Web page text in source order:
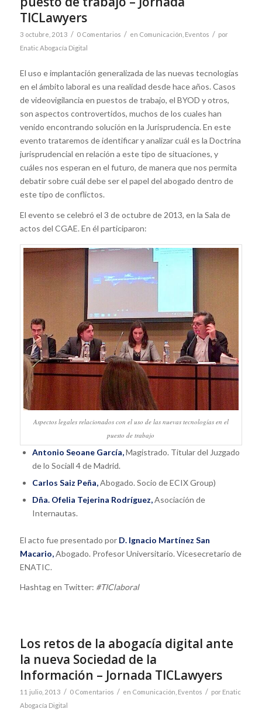
TICLawyers
3 octubre, 2013 / 0 Comentarios / en Comunicación Eventos / por
Enatic Abogacía Digital
El uso e implantación generalizada de las nuevas tecnologías
en el ámbito laboral es una realidad desde hace años. Casos
de videovigilancia en puestos de trabajo, el BYOD y otros,
son aspectos controvertidos, muchos de los cuales han
venido encontrando solución en la Jurisprudencia. En este
evento trataremos de identificar y analizar cuál es la Doctrina
jurisprudencial en relación a este tipo de situaciones, y
cuáles nos esperan en el futuro, de manera que nos permita
debatir sobre cuál debe ser el papel del abogado dentro de
este tipo de conflictos.
El evento se celebró el 3 de octubre de 2013, en la Sala de
actos del CGAE. En él participaron:
Aspectos legales relacionados con el uso de las nuevas tecnologías en el
puesto de trabajo
Antonio Seoane García,Magistrado. Titular del Juzgado
de lo Sociall 4 de Madrid.
Carlos Saiz Peña,Abogado. Socio de ECIX Group)
Dña. Ofelia Tejerina Rodríguez,Asociación de
Internautas.
El acto fue presentado por D. Ignacio Martínez San
Macario,Abogado. Profesor Universitario. Vicesecretario de
ENATIC.
Hashtag en Twitter: #TIClaboral
Los retos de la abogacía digital ante
la nueva Sociedad de la
Información – Jornada TICLawyers
11 julio, 2013 / 0 Comentarios / en Comunicación Eventos / por Enatic
Abogacía Digital